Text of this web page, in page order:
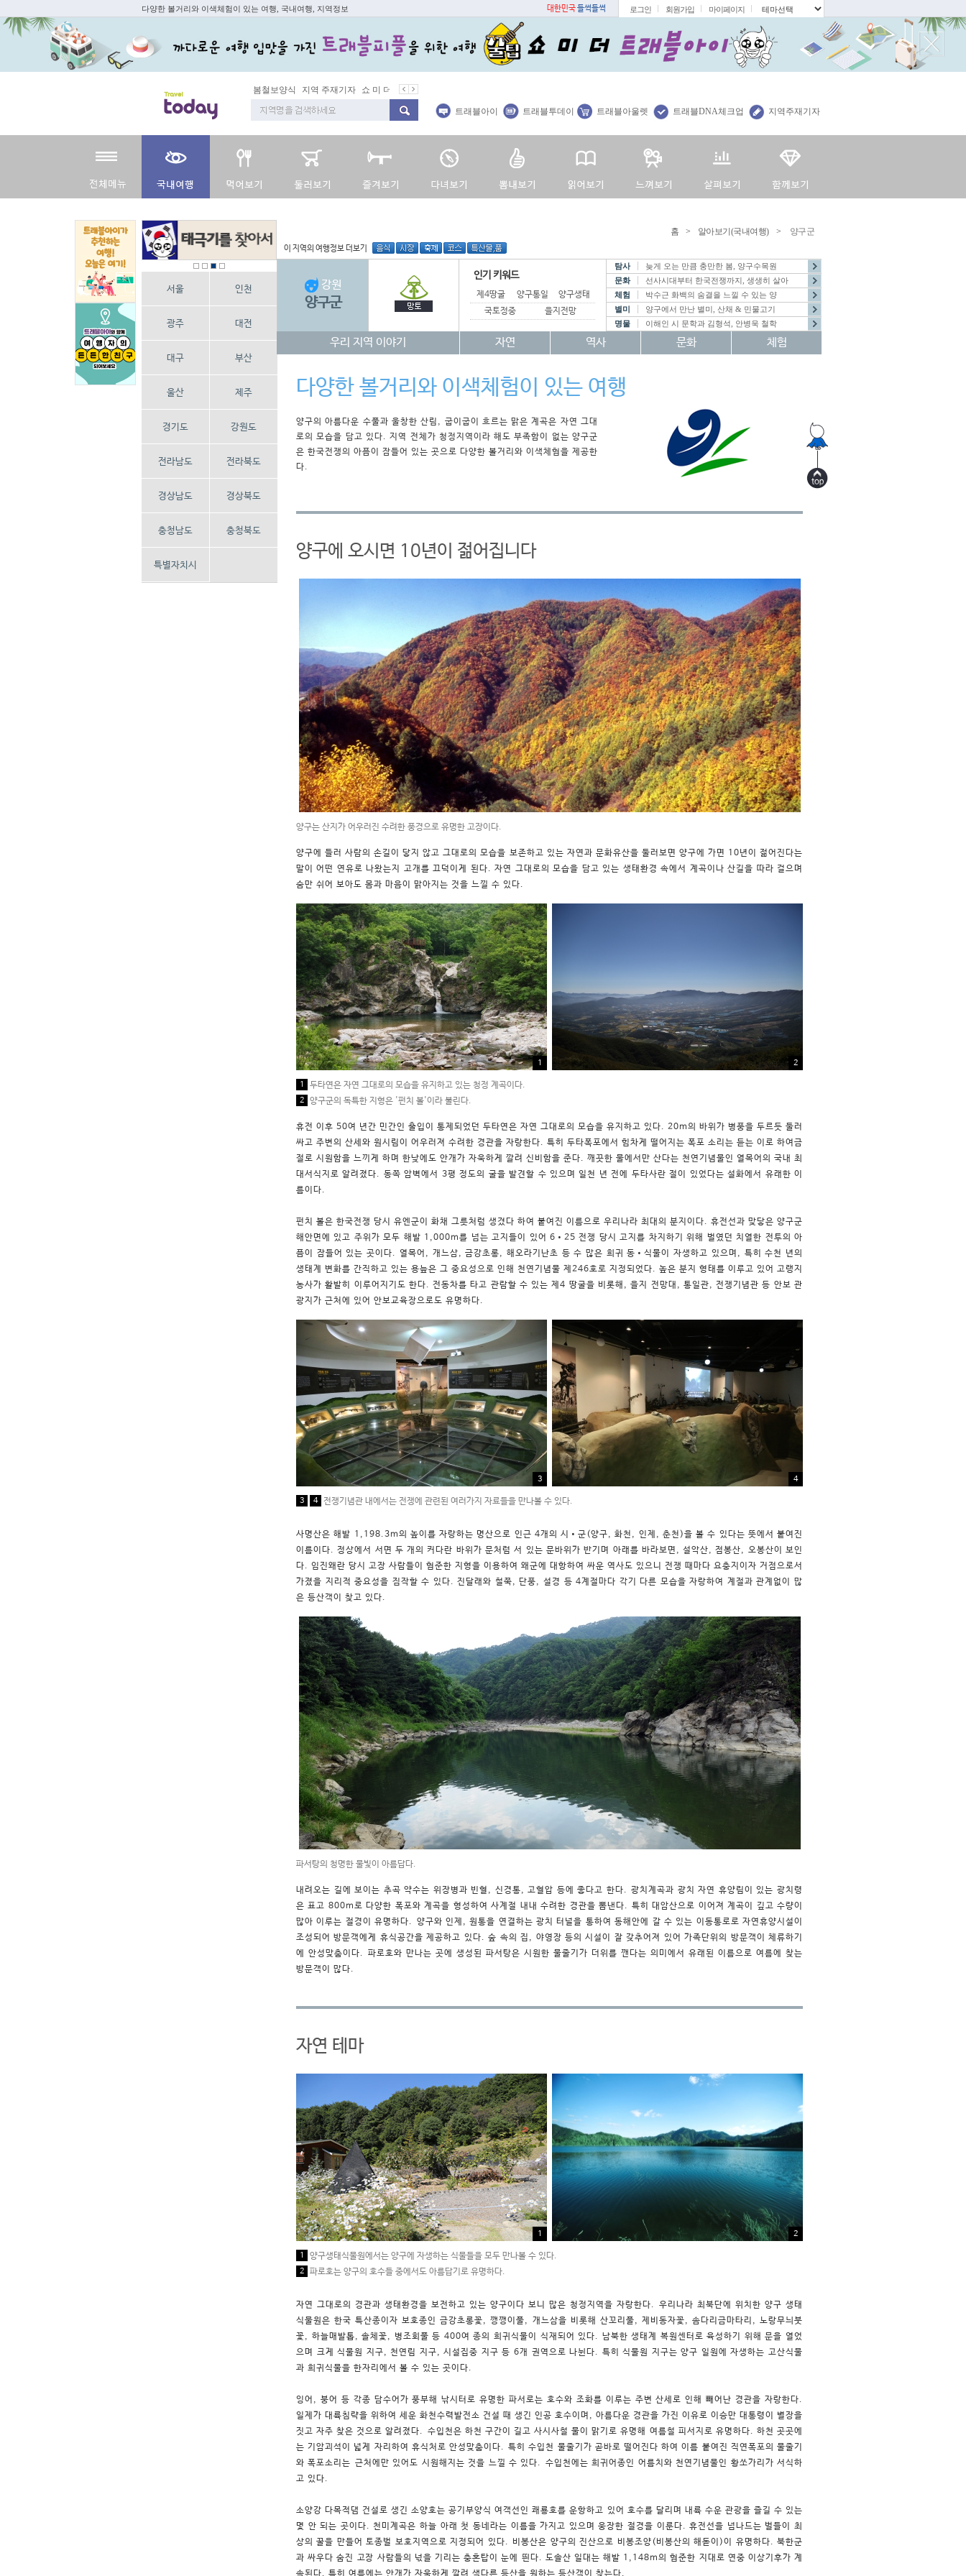
다양한 볼거리와 이색체험이 있는 여행, 국내여행, 지역정보 대한민국들썩들썩 로그인 회원가입 마이페이지
봄꽃
지역 주재기자 쇼 미 더 트래블아이
트래블아이 트래블투데이 트래블아울렛 트래블DNA체크업 지역주재기자
서울 인천
광주 대전
대구 부산
울산 제주
경기도 강원도
전라남도 전라북도
경상남도 경상북도
충청남도 충청북도
특별자치시
홈 > 알아보기(국내여행) > 양구군
이 지역의 여행정보 더보기
강원
양구군
인기 키워드
제4땅굴 양구통일관
양구생태식물원
국토정중앙천문대을지전망대 펀치볼
탐사
늦게 오는 만큼 충만한 봄, 양구수목원
문화
선사시대부터 한국전쟁까지, 생생히 살아
체험
박수근 화백의 숨결을 느낄 수 있는 양
별미
양구에서 만난 별미, 산채 & 민물고기
명물
이해인 시 문학과 김형석, 안병욱 철학
우리 지역 이야기 자연 역사 문화 체험
다양한 볼거리와 이색체험이 있는 여행
양구의 아름다운 수풀과 울창한 산림, 굽이굽이 흐르는 맑은 계곡은 자연 그대
로의 모습을 담고 있다. 지역 전체가 청정지역이라 해도 부족함이 없는 양구군
은 한국전쟁의 아픔이 잠들어 있는 곳으로 다양한 볼거리와 이색체험을 제공한
다.
양구에 오시면 10년이 젊어집니다
양구는 산지가 어우러진 수려한 풍경으로 유명한 고장이다.
양구에 들러 사람의 손길이 닿지 않고 그대로의 모습을 보존하고 있는 자연과 문화유산을 둘러보면 양구에 가면 10년이 젊어진다는
말이 어떤 연유로 나왔는지 고개를 끄덕이게 된다. 자연 그대로의 모습을 담고 있는 생태환경 속에서 계곡이나 산길을 따라 걸으며
숨만 쉬어 보아도 몸과 마음이 맑아지는 것을 느낄 수 있다.
1 2
1 두타연은 자연 그대로의 모습을 유지하고 있는 청정 계곡이다.
2 양구군의 독특한 지형은 '펀치 볼'이라 불린다.
휴전 이후 50여 년간 민간인 출입이 통제되었던 두타연은 자연 그대로의 모습을 유지하고 있다. 20m의 바위가 병풍을 두르듯 둘러
싸고 주변의 산세와 원시림이 어우러져 수려한 경관을 자랑한다. 특히 두타폭포에서 힘차게 떨어지는 폭포 소리는 듣는 이로 하여금
절로 시원함을 느끼게 하며 한낮에도 안개가 자욱하게 깔려 신비함을 준다. 깨끗한 물에서만 산다는 천연기념물인 열목어의 국내 최
대서식지로 알려졌다. 동쪽 암벽에서 3평 정도의 굴을 발견할 수 있으며 일천 년 전에 두타사란 절이 있었다는 설화에서 유래한 이
름이다.
펀치 볼은 한국전쟁 당시 유엔군이 화채 그릇처럼 생겼다 하여 붙여진 이름으로 우리나라 최대의 분지이다. 휴전선과 맞닿은 양구군
해안면에 있고 주위가 모두 해발 1,000m를 넘는 고지들이 있어 6•25 전쟁 당시 고지를 차지하기 위해 벌였던 치열한 전투의 아
픔이 잠들어 있는 곳이다. 열목어, 개느삼, 금강초롱, 해오라기난초 등 수 많은 희귀 동•식물이 자생하고 있으며, 특히 수천 년의
생태계 변화를 간직하고 있는 용늪은 그 중요성으로 인해 천연기념물 제246호로 지정되었다. 높은 분지 형태를 이루고 있어 고랭지
농사가 활발히 이루어지기도 한다. 전동차를 타고 관람할 수 있는 제4 땅굴을 비롯해, 을지 전망대, 통일관, 전쟁기념관 등 안보 관
광지가 근처에 있어 안보교육장으로도 유명하다.
3 4
3 4 전쟁기념관 내에서는 전쟁에 관련된 여러가지 자료들을 만나볼 수 있다.
사명산은 해발 1,198.3m의 높이를 자랑하는 명산으로 인근 4개의 시•군(양구, 화천, 인제, 춘천)을 볼 수 있다는 뜻에서 붙여진
이름이다. 정상에서 서면 두 개의 커다란 바위가 문처럼 서 있는 문바위가 반기며 아래를 바라보면, 설악산, 점봉산, 오봉산이 보인
다. 임진왜란 당시 고장 사람들이 험준한 지형을 이용하여 왜군에 대항하여 싸운 역사도 있으니 전쟁 때마다 요충지이자 거점으로서
가졌을 지리적 중요성을 짐작할 수 있다. 진달래와 철쭉, 단풍, 설경 등 4계절마다 각기 다른 모습을 자랑하여 계절과 관계없이 많
은 등산객이 찾고 있다.
파서탕의 청명한 물빛이 아름답다.
내려오는 길에 보이는 추곡 약수는 위장병과 빈혈, 신경통, 고혈압 등에 좋다고 한다. 광치계곡과 광치 자연 휴양림이 있는 광치령
은 표고 800m로 다양한 폭포와 계곡을 형성하여 사계절 내내 수려한 경관을 뽐낸다. 특히 대암산으로 이어져 계곡이 깊고 수량이
많아 이루는 절경이 유명하다. 양구와 인제, 원통을 연결하는 광치 터널을 통하여 동해안에 갈 수 있는 이동통로로 자연휴양시설이
조성되어 방문객에게 휴식공간을 제공하고 있다. 숲 속의 집, 야영장 등의 시설이 잘 갖추어져 있어 가족단위의 방문객이 체류하기
에 안성맞춤이다. 파로호와 만나는 곳에 생성된 파서탕은 시원한 물줄기가 더위를 깬다는 의미에서 유래된 이름으로 여름에 찾는
방문객이 많다.
자연 테마
1 2
1 양구생태식물원에서는 양구에 자생하는 식물들을 모두 만나볼 수 있다.
2 파로호는 양구의 호수들 중에서도 아름답기로 유명하다.
자연 그대로의 경관과 생태환경을 보전하고 있는 양구이다 보니 많은 청정지역을 자랑한다. 우리나라 최북단에 위치한 양구 생태
식물원은 한국 특산종이자 보호종인 금강초롱꽃, 깽깽이풀, 개느삼을 비롯해 산꼬리풀, 제비동자꽃, 솜다리금마타리, 노랑무늬붓
꽃, 하늘매발톱, 솔체꽃, 병조회풀 등 400여 종의 희귀식물이 식재되어 있다. 남북한 생태계 복원센터로 육성하기 위해 문을 열었
으며 크게 식물원 지구, 천연림 지구, 시설집중 지구 등 6개 권역으로 나뉜다. 특히 식물원 지구는 양구 일원에 자생하는 고산식물
과 희귀식물을 한자리에서 볼 수 있는 곳이다.
잉어, 붕어 등 각종 담수어가 풍부해 낚시터로 유명한 파서로는 호수와 조화를 이루는 주변 산세로 인해 빼어난 경관을 자랑한다.
일제가 대륙침략을 위하여 세운 화천수력발전소 건설 때 생긴 인공 호수이며, 아름다운 경관을 가진 이유로 이승만 대통령이 별장을
짓고 자주 찾은 것으로 알려졌다. 수입천은 하천 구간이 길고 사시사철 물이 맑기로 유명해 여름철 피서지로 유명하다. 하천 곳곳에
는 기암괴석이 넓게 자리하여 휴식처로 안성맞춤이다.특히 수입천 물줄기가 곧바로 떨어진다 하여 이름 붙여진 직연폭포의 물줄기
와 폭포소리는 근처에만 있어도 시원해지는 것을 느낄 수 있다. ​수입천에는 희귀어종인 어름치와 천연기념물인 황쏘가리가 서식하
고 있다.
소양강 다목적댐 건설로 생긴 소양호는 공기부양식 여객선인 쾌룡호를 운항하고 있어 호수를 달리며 내륙 수운 관광을 즐길 수 있는
몇 안 되는 곳이다. 천미계곡은 하늘 아래 첫 동네라는 이름을 가지고 있으며 웅장한 절경을 이룬다. 휴전선을 넘나드는 벌들이 최
상의 꿀을 만들어 토종벌 보호지역으로 지정되어 있다. 비봉산은 양구의 진산으로 비봉조양(비봉산의 해돋이)이 유명하다. 북한군
과 싸우다 숨진 고장 사람들의 넋을 기리는 충혼탑이 눈에 띈다. 도솔산 일대는 해발 1,148m의 험준한 지대로 연중 이상기후가 계
속된다. 특히 여름에는 안개가 자욱하게 깔려 색다른 등산을 원하는 등산객이 찾는다.